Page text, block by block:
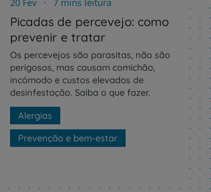
Picadas de percevejo: como
prevenir e tratar
Os percevejos são parasitas, não são
perigosos, mas causam comichão,
incómodo e custos elevados de
desinfestação. Saiba o que fazer.
Alergias
Prevenção e bem-estar